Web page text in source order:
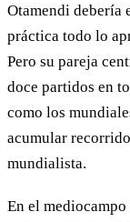
Otamendi debería
práctica todo lo
Pero su pareja
doce partidos en
como los
acumular
mundialista.
En el